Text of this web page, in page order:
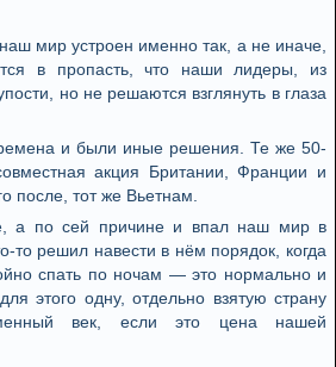
мир устроен именно так, а не иначе,
в пропасть, что наши лидеры, из
но не решаются взглянуть в глаза
и были иные решения. Те же 50-
акция Британии, Франции и
после, тот же Вьетнам.
а по сей причине и впал наш мир в
то решил навести в нём порядок, когда
спать по ночам — это нормально и
этого одну, отдельно взятую страну
век, если это цена нашей